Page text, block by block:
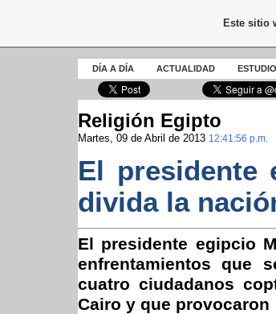
DÍA A DÍA ACTUALIDAD
Religión Egipto
Martes, 09 de Abril de 2013 12:41:56 p.m.
El presidente
divida la
El presidente egipcio
enfrentamientos que
cuatro ciudadanos
Cairo y que provocaron
Este sitio